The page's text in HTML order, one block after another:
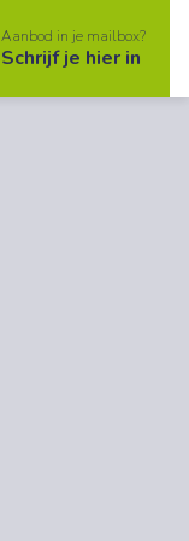
Aanbod in je mailbox?
Schrijf je hier in